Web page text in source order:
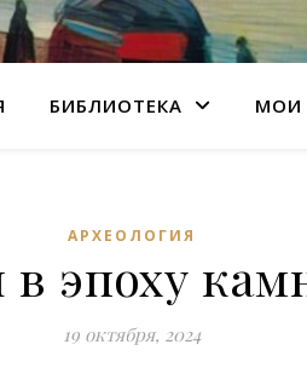
БИБЛИОТЕКА МОИ
АРХЕОЛОГИЯ
в эпоху
19 октября, 2024